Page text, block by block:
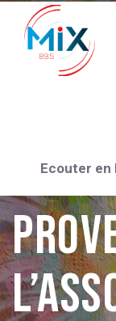
Ecouter en
ASSO_2020